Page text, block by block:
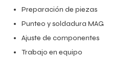
Preparación de piezas
Punteo y soldadura MAG
Ajuste de componentes
Trabajo en equipo